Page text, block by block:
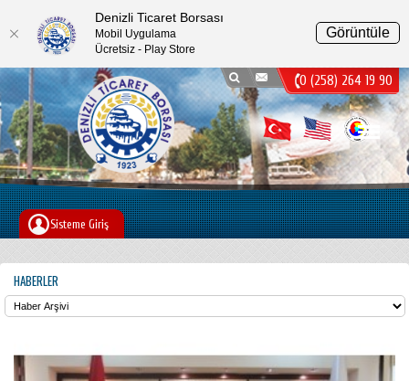
0 (258) 264 19 90
Sisteme Giriş
HABERLER
Menu
Denizli Ticaret Borsası
Mobil Uygulama
Ücretsiz - Play Store
Görüntüle